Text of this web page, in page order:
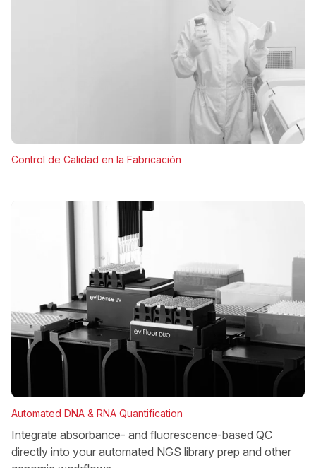
Control de Calidad en la Fabricación
Automated DNA & RNA Quantification
Integrate absorbance- and fluorescence-based QC
directly into your automated NGS library prep and other